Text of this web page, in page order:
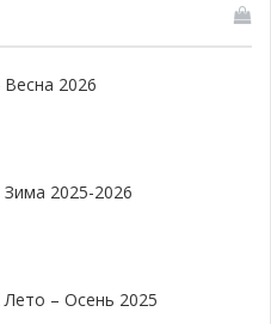
активно этим
о каких-либо
2026
2025-2026
– Осень 2025